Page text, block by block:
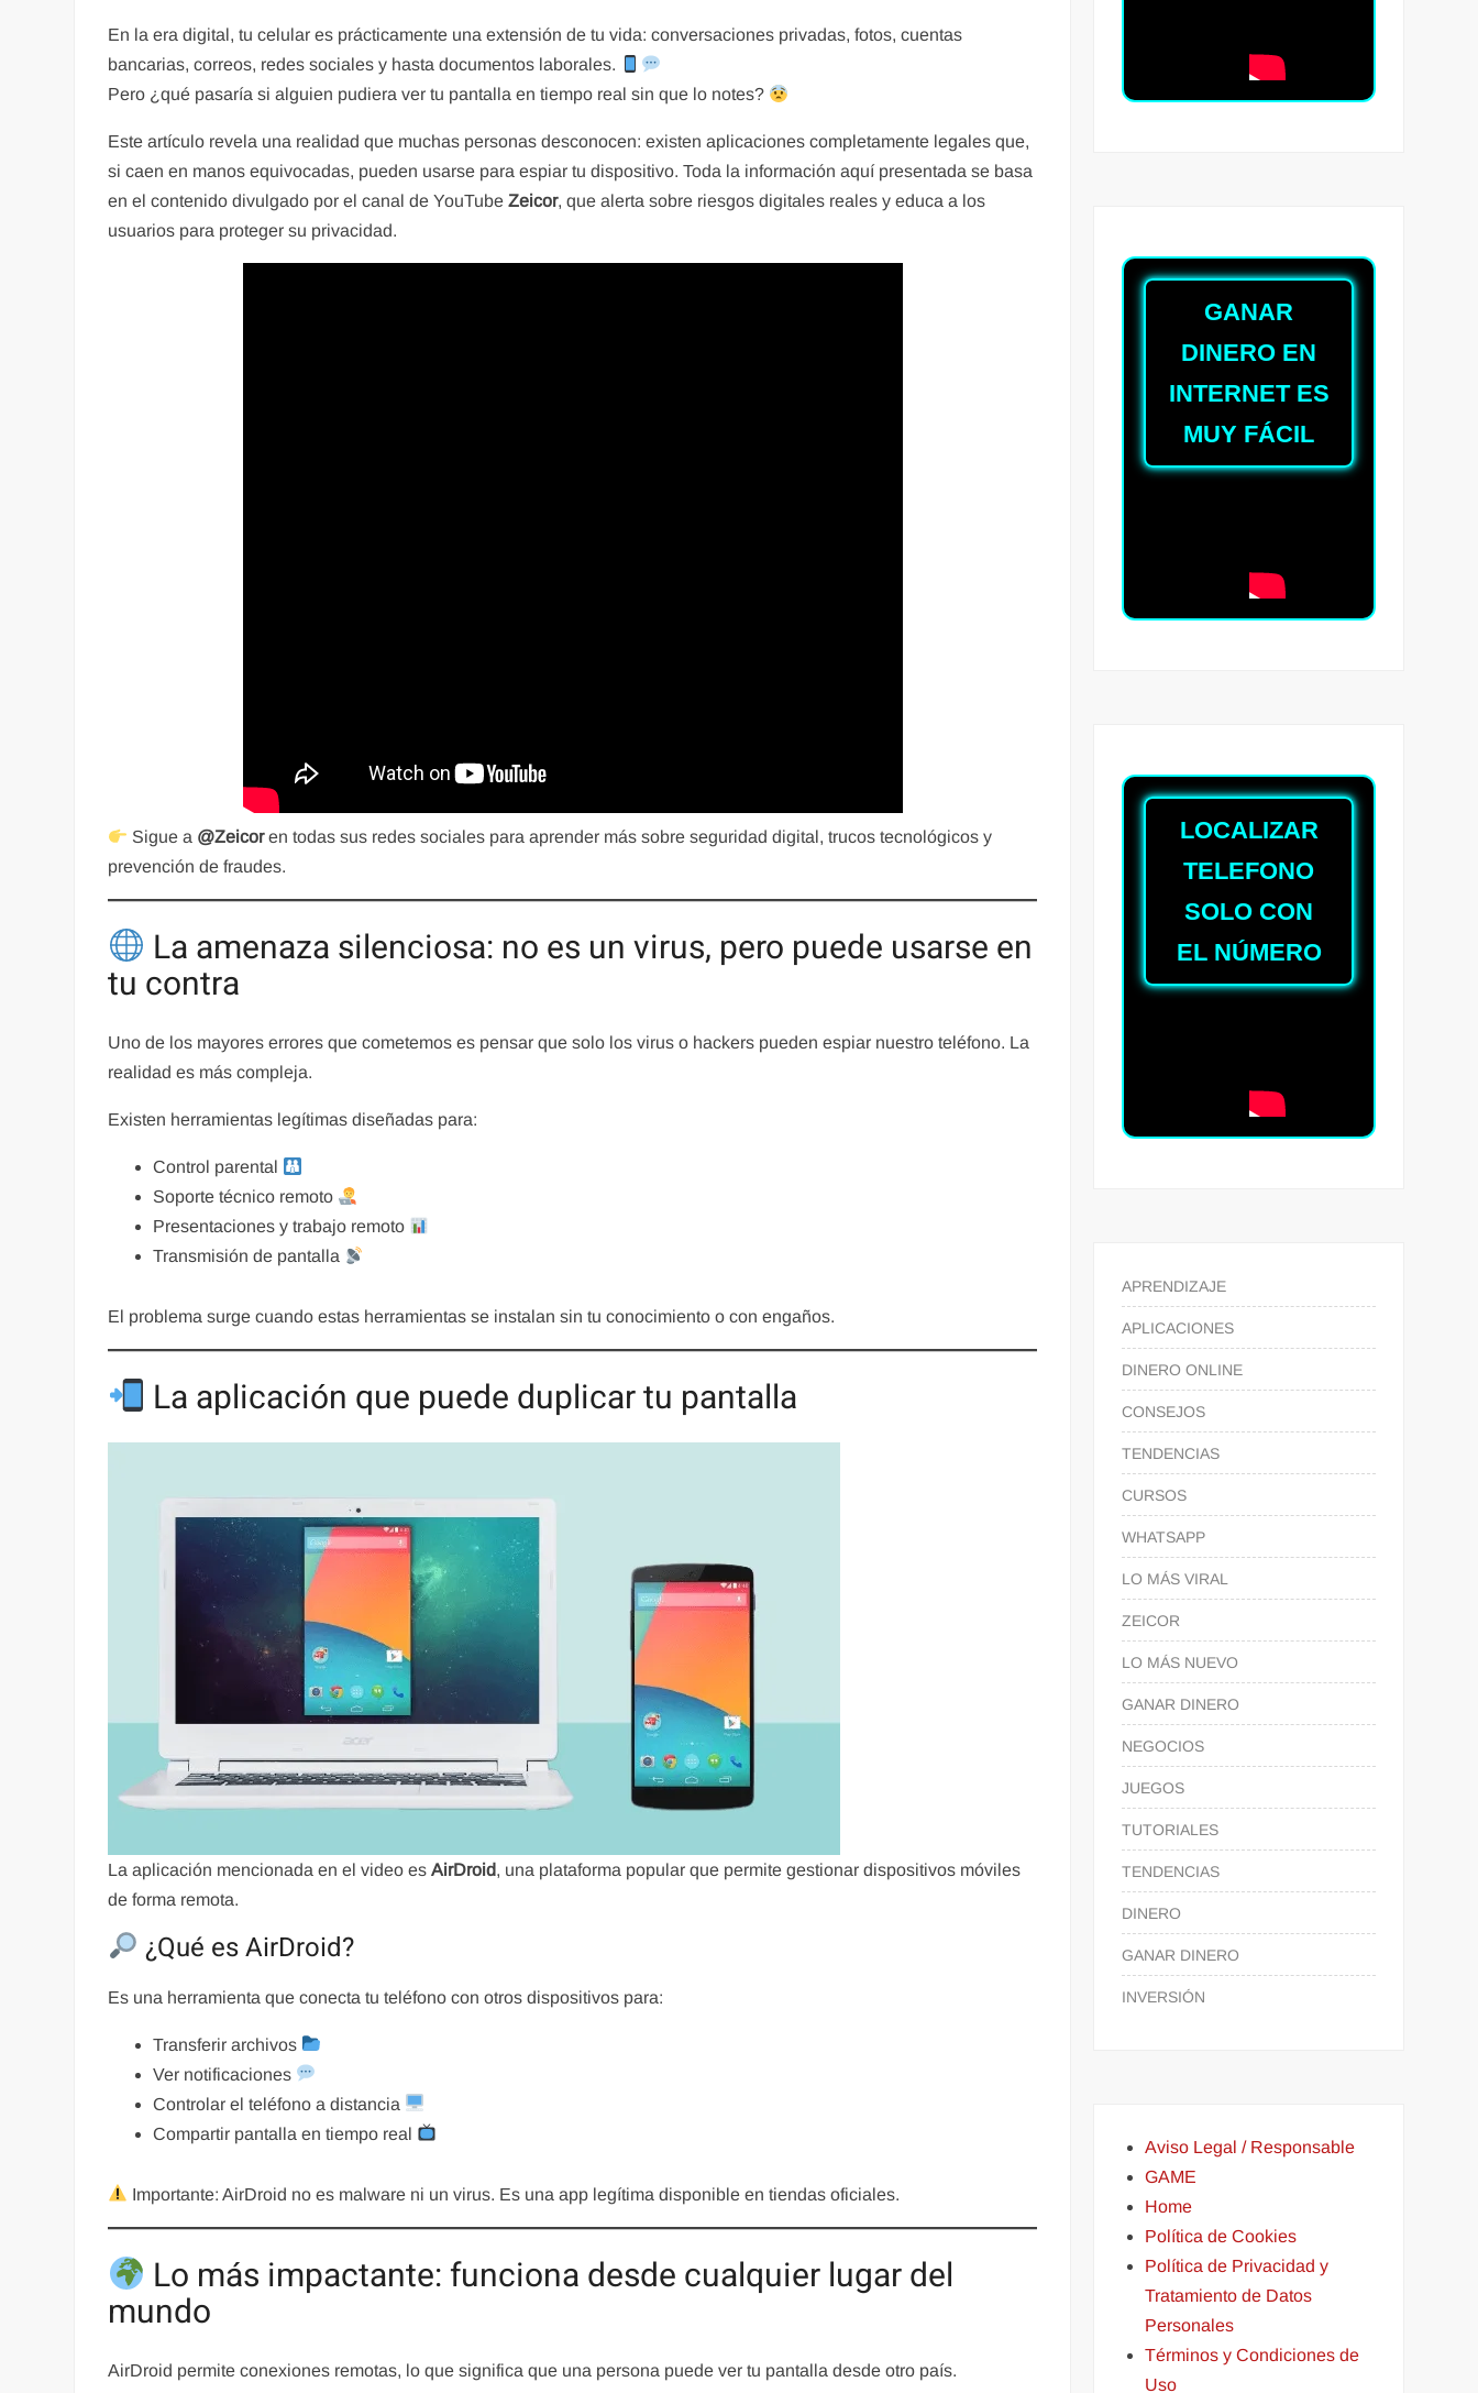
En la era digital, tu celular es prácticamente una extensión de tu vida: conversaciones privadas, fotos, cuentas
bancarias, correos, redes sociales y hasta documentos laborales.
Pero ¿qué pasaría si alguien pudiera ver tu pantalla en tiempo real sin que lo notes?
Este artículo revela una realidad que muchas personas desconocen: existen aplicaciones completamente legales que,
si caen en manos equivocadas, pueden usarse para espiar tu dispositivo. Toda la información aquí presentada se basa
en el contenido divulgado por el canal de YouTubeZeicor, que alerta sobre riesgos digitales reales y educa a los
usuarios para proteger su privacidad.
Sigue a @Zeicoren todas sus redes sociales para aprender más sobre seguridad digital, trucos tecnológicos y
prevención de fraudes.
La amenaza silenciosa: no es un virus, pero puede usarse en
tu contra
Uno de los mayores errores que cometemos es pensar que solo los virus o hackers pueden espiar nuestro teléfono. La
realidad es más compleja.
Existen herramientas legítimas diseñadas para:
Control parental
Soporte técnico remoto
Presentaciones y trabajo remoto
Transmisión de pantalla
El problema surge cuando estas herramientas se instalan sin tu conocimiento o con engaños.
La aplicación que puede duplicar tu pantalla
La aplicación mencionada en el video esAirDroid, una plataforma popular que permite gestionar dispositivos móviles
de forma remota.
¿Qué es AirDroid?
Es una herramienta que conecta tu teléfono con otros dispositivos para:
Transferir archivos
Ver notificaciones
Controlar el teléfono a distancia
Compartir pantalla en tiempo real
Importante: AirDroid no es malware ni un virus. Es una app legítima disponible en tiendas oficiales.
Lo más impactante: funciona desde cualquier lugar del
mundo
AirDroid permite conexiones remotas, lo que significa que una persona puede ver tu pantalla desde otro país.
GANAR
DINERO EN
INTERNET ES
MUY FÁCIL
LOCALIZAR
TELEFONO
SOLO CON
EL NÚMERO
APRENDIZAJE
APLICACIONES
DINERO ONLINE
CONSEJOS
TENDENCIAS
CURSOS
WHATSAPP
LO MÁS VIRAL
ZEICOR
LO MÁS NUEVO
GANAR DINERO
NEGOCIOS
JUEGOS
TUTORIALES
TENDENCIAS
DINERO
GANAR DINERO
INVERSIÓN
Aviso Legal / Responsable
GAME
Home
Política de Cookies
Política de Privacidad y
Tratamiento de Datos
Personales
Términos y Condiciones de
Uso